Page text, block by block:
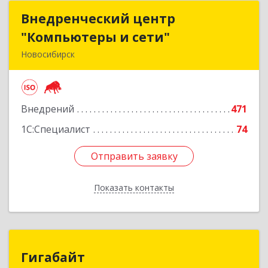
Внедренческий центр
"Компьютеры и сети"
Новосибирск
Внедрений
471
1С:Специалист
74
Отправить заявку
Показать контакты
Внедренческий центр
"Компьютеры и сети"
Подробнее
Отправить заявку
Назад
Гигабайт